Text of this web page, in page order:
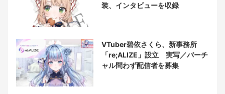
装、インタビューを収録
VTuber碧依さくら、新事務所
「re;ALIZE」設立 実写／バーチ
ャル問わず配信者を募集